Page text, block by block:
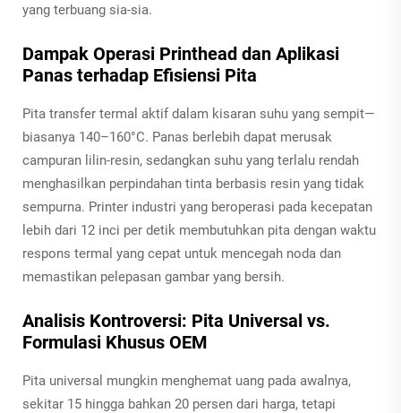
yang terbuang sia-sia.
Dampak Operasi Printhead dan Aplikasi
Panas terhadap Efisiensi Pita
Pita transfer termal aktif dalam kisaran suhu yang sempit—
biasanya 140–160°C. Panas berlebih dapat merusak
campuran lilin-resin, sedangkan suhu yang terlalu rendah
menghasilkan perpindahan tinta berbasis resin yang tidak
sempurna. Printer industri yang beroperasi pada kecepatan
lebih dari 12 inci per detik membutuhkan pita dengan waktu
respons termal yang cepat untuk mencegah noda dan
memastikan pelepasan gambar yang bersih.
Analisis Kontroversi: Pita Universal vs.
Formulasi Khusus OEM
Pita universal mungkin menghemat uang pada awalnya,
sekitar 15 hingga bahkan 20 persen dari harga, tetapi